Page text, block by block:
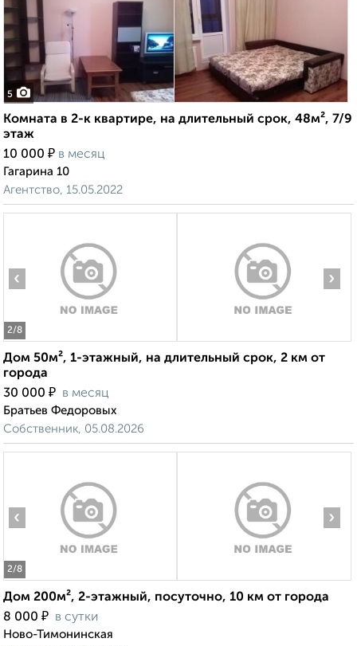
5
Комната в 2-к квартире, на длительный срок, 48м², 7/9
этаж
10 000 ₽ в месяц
Гагарина 10
Агентство, 15.05.2022
2/8
‹ ›
Дом 50м², 1-этажный, на длительный срок, 2 км от
города
30 000 ₽ в месяц
Братьев Федоровых
Собственник, 05.08.2026
2/8
‹ ›
Дом 200м², 2-этажный, посуточно, 10 км от города
8 000 ₽ в сутки
Ново-Тимонинская